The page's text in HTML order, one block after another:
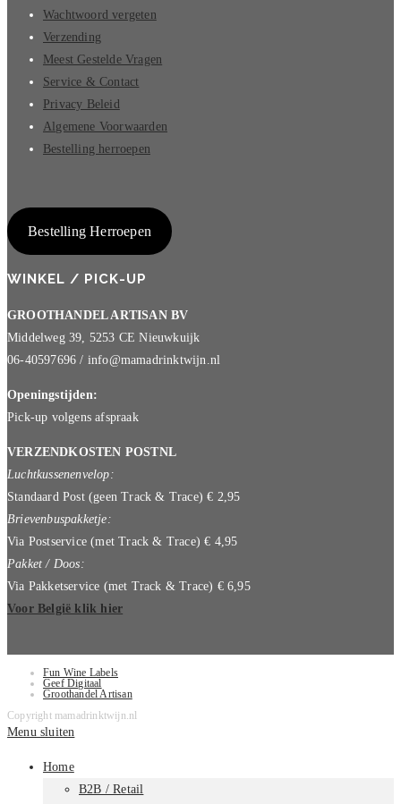
Wachtwoord vergeten
Verzending
Meest Gestelde Vragen
Service & Contact
Privacy Beleid
Algemene Voorwaarden
Bestelling herroepen
Bestelling Herroepen
WINKEL / PICK-UP
GROOTHANDEL ARTISAN BV
Middelweg 39, 5253 CE Nieuwkuijk
06-40597696 / info@mamadrinktwijn.nl
Openingstijden:
Pick-up volgens afspraak
VERZENDKOSTEN POSTNL
Luchtkussenenvelop:
Standaard Post (geen Track & Trace) € 2,95
Brievenbuspakketje:
Via Postservice (met Track & Trace) € 4,95
Pakket / Doos:
Via Pakketservice (met Track & Trace) € 6,95
Voor België klik hier
Fun Wine Labels
Geef Digitaal
Groothandel Artisan
Copyright mamadrinktwijn.nl
Menu sluiten
Home
B2B / Retail